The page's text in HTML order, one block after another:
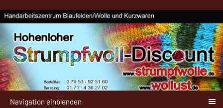
Navigation einblenden